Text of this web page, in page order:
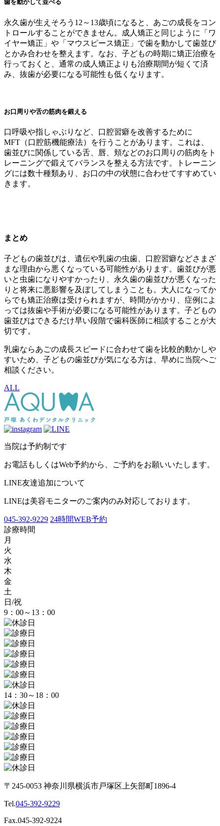
歯を動かして並べる
永久歯が生えそろう12～13歳頃になると、あごの成長をコン
トロールすることができません。成人矯正と同じように「ワ
イヤー矯正」や「マウスピース矯正」で歯を動かして歯並び
とかみ合わせを整えます。なお、子どもの時期に矯正治療を
行っておくと、通常の成人矯正よりも治療期間が短くて済
み、抜歯が必要になる可能性も低くなります。
お口周りや舌の筋肉を鍛える
口呼吸や指しゃぶりなど、口腔習癖を改善するために
MFT（口腔筋機能療法）を行うことがあります。これは、
歯並びに関係している舌、唇、頬などのお口周りの筋肉をト
レーニングで鍛えてバランスを整える方法です。トレーニン
グには数十種類あり、お口の中の状態に合わせてすすめてい
きます。
まとめ
子どもの歯並びは、遺伝や乳歯の虫歯、口腔習癖などさまざ
まな理由から悪くなっている可能性があります。歯並びが悪
いと虫歯になりやすかったり、永久歯の歯並びが悪くなった
りと将来に悪影響を及ぼしてしまうことも。大人になってか
らでも矯正治療は受けられますが、時間がかかり、症例によ
っては抜歯や手術が必要になる可能性があります。子どもの
歯並びはできるだけ早い段階で歯科医師に相談することが大
切です。
乳歯ならあごの成長スピードに合わせて歯を比較的動かしや
すいため、子どもの歯並びが気になる方は、早めに当院へご
相談ください。
ALL
当院は予約制です
お電話もしくはWeb予約から、ご予約をお願いいたします。
LINE友達追加について
LINEは美容モニターのご案内のみ対応しております。
045-392-9229 24時間WEB予約
診療時間
月
火
水
木
金
土
日/祝
9：00～13：00
14：30～18：00
〒245-0053 神奈川県横浜市戸塚区上矢部町1896-4
Tel.045-392-9229
Fax.045-392-9224